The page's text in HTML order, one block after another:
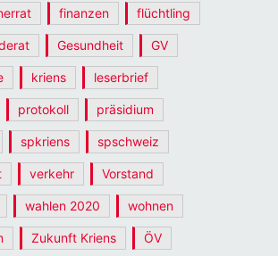
finanzen flüchtling
Gesundheit GV
kriens leserbrief
protokoll präsidium
spkriens spschweiz
verkehr Vorstand
wahlen 2020 wohnen
Zukunft Kriens ÖV